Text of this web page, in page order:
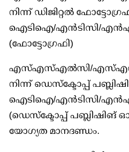
നിന്ന് ഡിജിറ്റല്‍
ഐടിഐ/എന്‍ടിസി/
(ഫോട്ടോഗ്രഫി)
എസ്എസ്എല്‍സി/
നിന്ന് ഡെസ്‌ക്ടോപ്പ്
ഐടിഐ/എന്‍ടിസി/
(ഡെസ്‌ക്ടോപ്പ് പബ്ലിഷിങ്
യോഗ്യത മാനദണ്ഡം.